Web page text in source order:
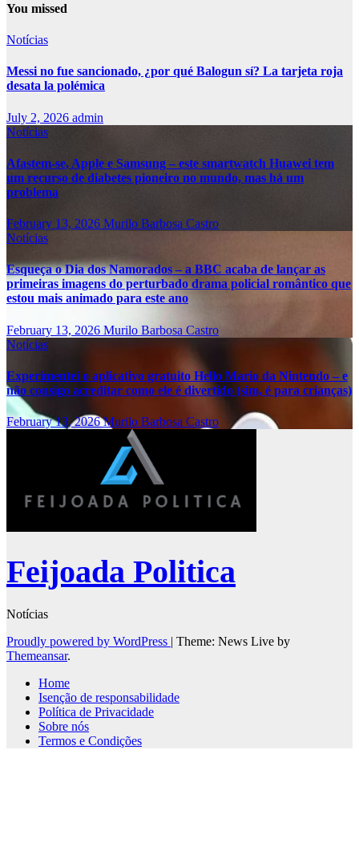
You missed
Notícias
Messi no fue sancionado, ¿por qué Balogun sí? La tarjeta roja
desata la polémica
July 2, 2026 admin
Notícias
Afastem-se, Apple e Samsung – este smartwatch Huawei tem
um recurso de diabetes pioneiro no mundo, mas há um
problema
February 13, 2026 Murilo Barbosa Castro
Notícias
Esqueça o Dia dos Namorados – a BBC acaba de lançar as
primeiras imagens do perturbado drama policial romântico que
estou mais animado para este ano
February 13, 2026 Murilo Barbosa Castro
Notícias
Experimentei o aplicativo gratuito Hello Mario da Nintendo – e
não consigo acreditar como ele é divertido (sim, é para crianças)
February 13, 2026Murilo Barbosa Castro
Feijoada Politica
Notícias
Proudly powered by WordPress | Theme: News Live by
Themeansar.
Home
Isenção de responsabilidade
Política de Privacidade
Sobre nós
Termos e Condições